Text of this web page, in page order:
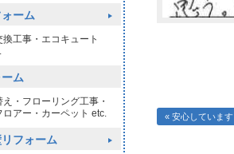
« 安心しています
ーム
工事・エコキュート
ム
・フローリング工事・
ロアー・カーペット etc.
フォーム